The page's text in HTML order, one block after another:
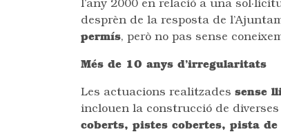
l’any 2000 en relació a una
desprèn de la resposta de
permís, però no pas sense
Més de 10 anys d’irregularitats
Les actuacions realitzades sense
inclouen la construcció de
coberts, pistes cobertes, pista